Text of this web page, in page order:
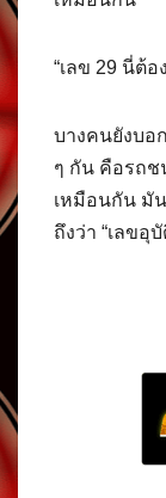
“เลข 29 นี่ต้
บางคนยังบอ
ๆ กัน คือรถช
เหมือนกัน มั
ถึงว่า “เลขอุ